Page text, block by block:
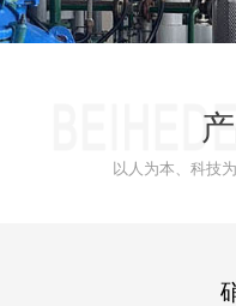
以人为本、科技